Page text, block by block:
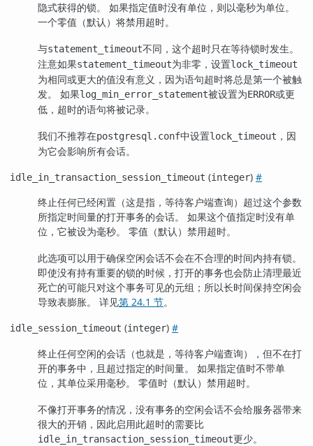
隐式获得的锁。 如果指定值时没有单位，则以毫秒为单位。
一个零值（默认）将禁用超时。
与statement_timeout不同，这个超时只在等待锁时发生。
注意如果statement_timeout为非零，设置lock_timeout
为相同或更大的值没有意义，因为语句超时将总是第一个被触
发。 如果log_min_error_statement被设置为ERROR或更
低，超时的语句将被记录。
我们不推荐在postgresql.conf中设置lock_timeout ，因
为它会影响所有会话。
idle_in_transaction_session_timeout (integer) #
终止任何已经闲置（这是指，等待客户端查询）超过这个参数
所指定时间量的打开事务的会话。 如果这个值指定时没有单
位，它被设为毫秒。 零值（默认）禁用超时。
此选项可以用于确保空闲会话不会在不合理的时间内持有锁。
即使没有持有重要的锁的时候，打开的事务也会防止清理最近
死亡的可能只对这个事务可见的元组；所以长时间保持空闲会
导致表膨胀。 详见第 24.1 节。
idle_session_timeout (integer) #
终止任何空闲的会话（也就是，等待客户端查询），但不在打
开的事务中，且超过指定的时间量。 如果指定值时不带单
位，其单位采用毫秒。 零值时（默认）禁用超时。
不像打开事务的情况，没有事务的空闲会话不会给服务器带来
很大的开销，因此启用此超时的需要比
idle_in_transaction_session_timeout更少。